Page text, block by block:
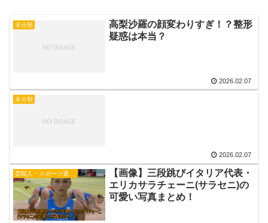
未分類
高梨沙羅の顔変わりすぎ！？整形
疑惑は本当？
2026.02.07
未分類
2026.02.07
【画像】三段跳びイタリア代表・
エリカサラチェーニ(サラセニ)の
可愛い写真まとめ！